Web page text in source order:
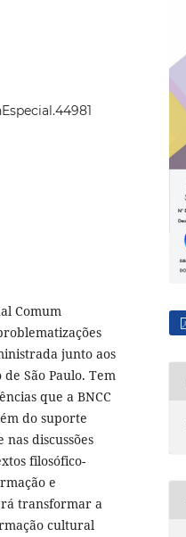
Comum
junto aos
São Paulo. Tem
que a BNCC
do suporte
discussões
filosófico-
e
transformar a
cultural